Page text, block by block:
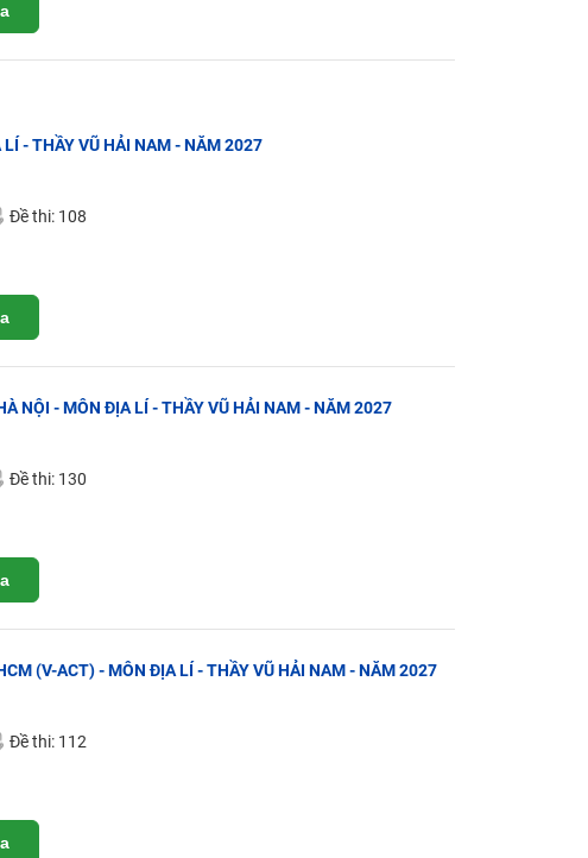
- THẦY VŨ HẢI NAM - NĂM 2027
Đề thi: 108
NỘI - MÔN ĐỊA LÍ - THẦY VŨ HẢI NAM - NĂM 2027
Đề thi: 130
(V-ACT) - MÔN ĐỊA LÍ - THẦY VŨ HẢI NAM - NĂM 2027
Đề thi: 112